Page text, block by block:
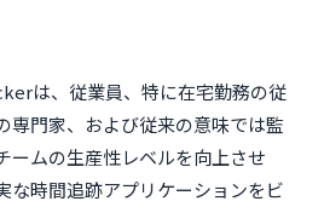
は、従業員、特に在宅勤務の従
専門家、および従来の意味では監
ームの生産性レベルを向上させ
な時間追跡アプリケーションをビ